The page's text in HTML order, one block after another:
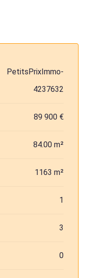
PetitsPrixImmo-
4237632
89 900 €
84.00 m²
1163 m²
1
3
0